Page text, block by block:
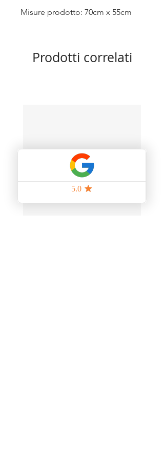
Misure prodotto: 70cm x 55cm
Prodotti correlati